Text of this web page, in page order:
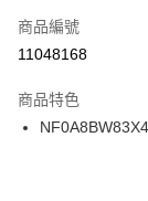
【「AFTEE先享後付
１．於結帳方式選
２．訂單成立數日內
３．收到繳費通知
ATM／網路銀行／
宅配
每筆NT$100，滿
付款後門市自取
每筆NT$100，滿
商品編號
11048168
商品特色
NF0A8BW83X4